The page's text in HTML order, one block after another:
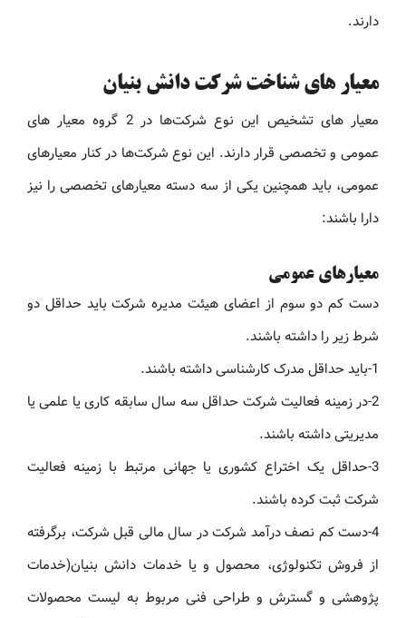
دارند.
معیار های شناخت شرکت دانش بنیان
معیار های تشخیص این نوع شرکت‌ها در 2 گروه معیار های
عمومی و تخصصی قرار دارند. این نوع شرکت‌ها در کنار معیارهای
عمومی، باید همچنین یکی از سه دسته معیارهای تخصصی را نیز
دارا باشند:
معیارهای عمومی
دست کم دو سوم از اعضای هیئت مدیره شرکت باید حداقل دو
شرط زیر را داشته باشند.
1-باید حداقل مدرک کارشناسی داشته باشند.
2-در زمینه فعالیت شرکت حداقل سه سال سابقه کاری یا علمی یا
مدیریتی داشته باشند.
3-حداقل یک اختراع کشوری یا جهانی مرتبط با زمینه فعالیت
شرکت ثبت کرده باشند.
4-دست کم نصف درآمد شرکت در سال مالی قبل شرکت، برگرفته
از فروش تکنولوژی، محصول و یا خدمات دانش بنیان(خدمات
پژوهشی و گسترش و طراحی فنی مربوط به لیست محصولات